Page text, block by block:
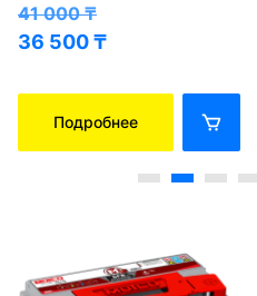
41 000₸
36 500₸
Подробнее